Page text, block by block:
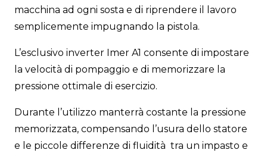
macchina ad ogni sosta e di riprendere il lavoro
semplicemente impugnando la pistola.
L’esclusivo inverter Imer A1 consente di impostare
la velocità di pompaggio e di memorizzare la
pressione ottimale di esercizio.
Durante l’utilizzo manterrà costante la pressione
memorizzata, compensando l’usura dello statore
e le piccole differenze di fluidità tra un impasto e